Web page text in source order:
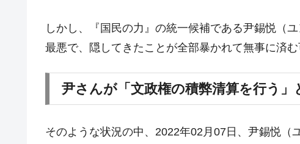
『Money1』 韓国政府「2035年までに18.4GW規模のAI
『Money1』 JPモルガン「韓国レバレッジETFの清算はほ
『Money1』 韓国『国民年金公団』株価暴落で200兆蒸発
『Money1』 韓国政府「ニセＫ-ブランドを通報しようキ
『Money1』 韓国鉄鋼最大手『POSCO』ズブズブ沈む。
しかし、『国民の力』の統一候補である尹錫悦（
最悪で、隠してきたことが全部暴かれて無事に済む
尹さんが「文政権の積弊清算を行う」
そのような状況の中、2022年02月07日、尹錫悦